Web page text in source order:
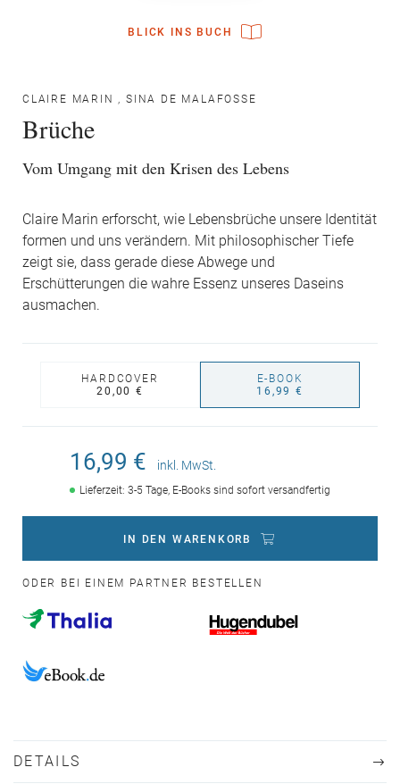
BLICK INS BUCH
CLAIRE MARIN ,SINA DE MALAFOSSE
Brüche
Vom Umgang mit den Krisen des Lebens
Claire Marin erforscht, wie Lebensbrüche unsere Identität
formen und uns verändern. Mit philosophischer Tiefe
zeigt sie, dass gerade diese Abwege und
Erschütterungen die wahre Essenz unseres Daseins
ausmachen.
HARDCOVER
20,00 €
E-BOOK
16,99 €
16,99 € inkl. MwSt.
Lieferzeit: 3-5 Tage, E-Books sind sofort versandfertig
IN DEN WARENKORB
ODER BEI EINEM PARTNER BESTELLEN
DETAILS